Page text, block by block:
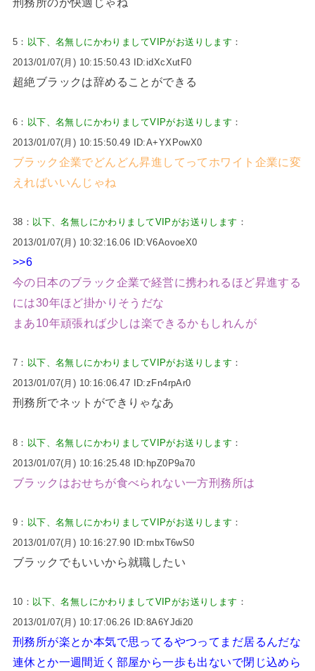
5： 以下、名無しにかわりましてVIPがお送りします ：
2013/01/07(月) 10:15:50.43 ID:idXcXutF0
超絶ブラックは辞めることができる
6： 以下、名無しにかわりましてVIPがお送りします ：
2013/01/07(月) 10:15:50.49 ID:A+YXPowX0
ブラック企業でどんどん昇進してってホワイト企業に変
えればいいんじゃね
38： 以下、名無しにかわりましてVIPがお送りします ：
2013/01/07(月) 10:32:16.06 ID:V6AovoeX0
>>6
今の日本のブラック企業で経営に携われるほど昇進する
には30年ほど掛かりそうだな
まあ10年頑張れば少しは楽できるかもしれんが
7： 以下、名無しにかわりましてVIPがお送りします ：
2013/01/07(月) 10:16:06.47 ID:zFn4rpAr0
刑務所でネットができりゃなあ
8： 以下、名無しにかわりましてVIPがお送りします ：
2013/01/07(月) 10:16:25.48 ID:hpZ0P9a70
ブラックはおせちが食べられない一方刑務所は
9： 以下、名無しにかわりましてVIPがお送りします ：
2013/01/07(月) 10:16:27.90 ID:rnbxT6wS0
ブラックでもいいから就職したい
10： 以下、名無しにかわりましてVIPがお送りします ：
2013/01/07(月) 10:17:06.26 ID:8A6YJdi20
刑務所が楽とか本気で思ってるやつってまだ居るんだな
連休とか一週間近く部屋から一歩も出ないで閉じ込めら